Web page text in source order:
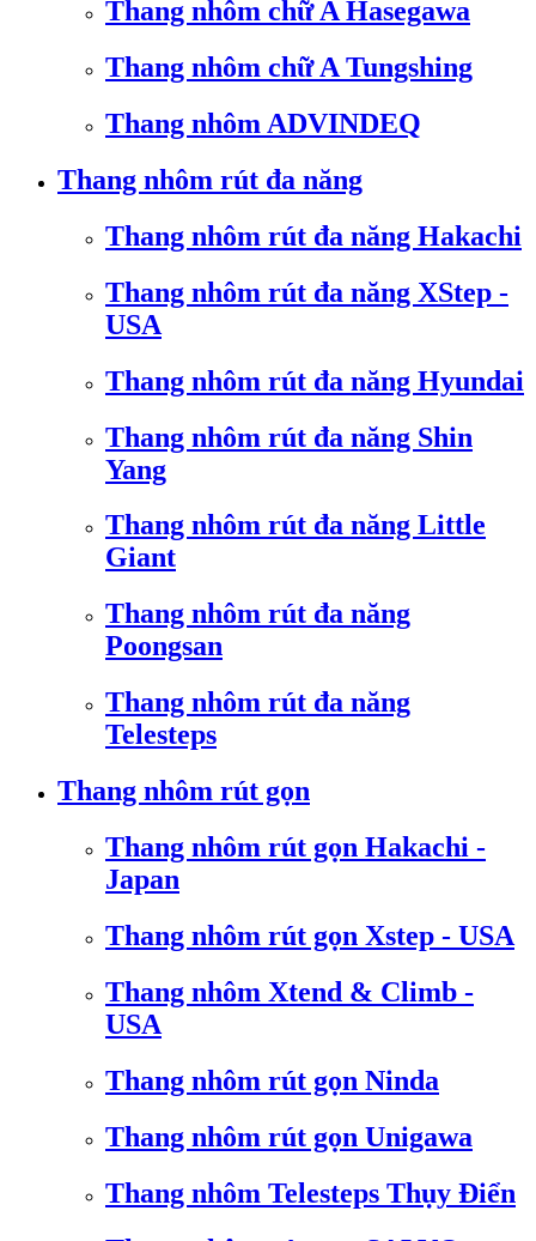
Thang nhôm chữ A Hasegawa
Thang nhôm chữ A Tungshing
Thang nhôm ADVINDEQ
Thang nhôm rút đa năng
Thang nhôm rút đa năng Hakachi
Thang nhôm rút đa năng XStep -
USA
Thang nhôm rút đa năng Hyundai
Thang nhôm rút đa năng Shin
Yang
Thang nhôm rút đa năng Little
Giant
Thang nhôm rút đa năng
Poongsan
Thang nhôm rút đa năng
Telesteps
Thang nhôm rút gọn
Thang nhôm rút gọn Hakachi -
Japan
Thang nhôm rút gọn Xstep - USA
Thang nhôm Xtend & Climb -
USA
Thang nhôm rút gọn Ninda
Thang nhôm rút gọn Unigawa
Thang nhôm Telesteps Thụy Điển